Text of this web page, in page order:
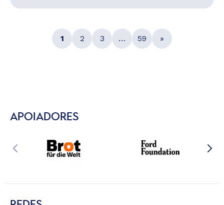
1 2 3 … 59 »
APOIADORES